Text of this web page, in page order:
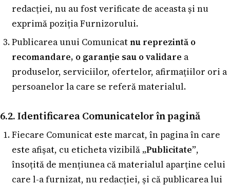
redacției, nu au fost verificate de aceasta și nu
exprimă poziția Furnizorului.
Publicarea unui Comunicatnu reprezintă o
recomandare, o garanție sau o validare a
produselor, serviciilor, ofertelor, afirmațiilor ori a
persoanelor la care se referă materialul.
6.2. Identificarea Comunicatelor în pagină
Fiecare Comunicat este marcat, în pagina în care
este afișat, cu eticheta vizibilă „Publicitate”,
însoțită de mențiunea că materialul aparține celui
care l-a furnizat, nu redacției, și că publicarea lui